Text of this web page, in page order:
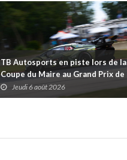
TB Autosports en piste lors de la
Coupe du Maire au Grand Prix de
Trois-Rivières
Jeudi 6 août 2026